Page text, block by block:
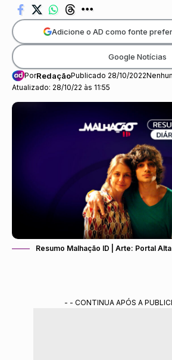
Atualizado: 28/10/22 às 11:55
PorRedaçãoPublicado 28/10/2022
Adicione o AD como fonte
Google Notícias
Resumo Malhação ID | Arte: Portal
- - CONTINUA APÓS A